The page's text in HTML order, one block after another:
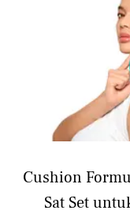
Cushion
Sat Set